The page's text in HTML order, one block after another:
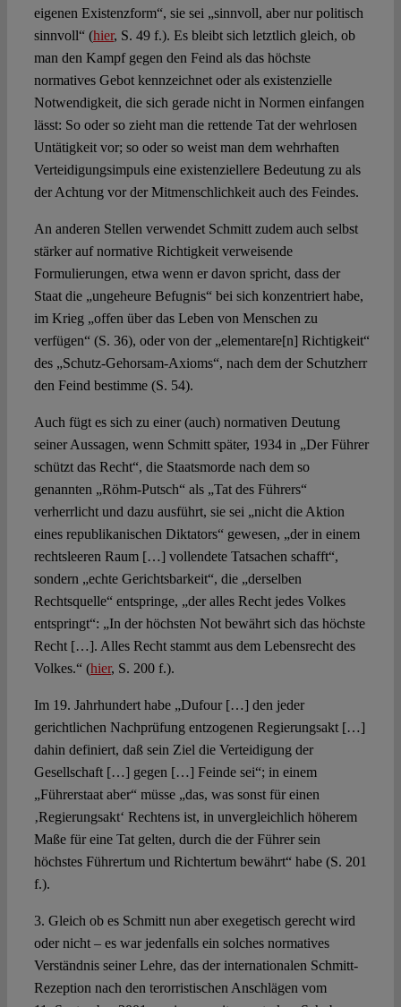
eigenen Existenzform“, sie sei „sinnvoll, aber nur politisch
sinnvoll“ (hier, S. 49 f.). Es bleibt sich letztlich gleich, ob
man den Kampf gegen den Feind als das höchste
normatives Gebot kennzeichnet oder als existenzielle
Notwendigkeit, die sich gerade nicht in Normen einfangen
lässt: So oder so zieht man die rettende Tat der wehrlosen
Untätigkeit vor; so oder so weist man dem wehrhaften
Verteidigungsimpuls eine existenziellere Bedeutung zu als
der Achtung vor der Mitmenschlichkeit auch des Feindes.
An anderen Stellen verwendet Schmitt zudem auch selbst
stärker auf normative Richtigkeit verweisende
Formulierungen, etwa wenn er davon spricht, dass der
Staat die „ungeheure Befugnis“ bei sich konzentriert habe,
im Krieg „offen über das Leben von Menschen zu
verfügen“ (S. 36), oder von der „elementare[n] Richtigkeit“
des „Schutz-Gehorsam-Axioms“, nach dem der Schutzherr
den Feind bestimme (S. 54).
Auch fügt es sich zu einer (auch) normativen Deutung
seiner Aussagen, wenn Schmitt später, 1934 in „Der Führer
schützt das Recht“, die Staatsmorde nach dem so
genannten „Röhm-Putsch“ als „Tat des Führers“
verherrlicht und dazu ausführt, sie sei „nicht die Aktion
eines republikanischen Diktators“ gewesen, „der in einem
rechtsleeren Raum […] vollendete Tatsachen schafft“,
sondern „echte Gerichtsbarkeit“, die „derselben
Rechtsquelle“ entspringe, „der alles Recht jedes Volkes
entspringt“: „In der höchsten Not bewährt sich das höchste
Recht […]. Alles Recht stammt aus dem Lebensrecht des
Volkes.“ (hier, S. 200 f.).
Im 19. Jahrhundert habe „Dufour […] den jeder
gerichtlichen Nachprüfung entzogenen Regierungsakt […]
dahin definiert, daß sein Ziel die Verteidigung der
Gesellschaft […] gegen […] Feinde sei“; in einem
„Führerstaat aber“ müsse „das, was sonst für einen
‚Regierungsakt‘ Rechtens ist, in unvergleichlich höherem
Maße für eine Tat gelten, durch die der Führer sein
höchstes Führertum und Richtertum bewährt“ habe (S. 201
f.).
3. Gleich ob es Schmitt nun aber exegetisch gerecht wird
oder nicht – es war jedenfalls ein solches normatives
Verständnis seiner Lehre, das der internationalen Schmitt-
Rezeption nach den terorristischen Anschlägen vom